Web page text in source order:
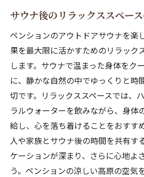
サウナ後のリラックススペー
ペンションのアウトドアサウナを楽
果を最大限に活かすためのリラック
します。サウナで温まった身体をク
に、静かな自然の中でゆっくりと時
切です。リラックススペースでは、
ラルウォーターを飲みながら、身体
給し、心を落ち着けることをおすす
人や家族とサウナ後の時間を共有す
ケーションが深まり、さらに心地よ
う。ペンションの涼しい高原の空気